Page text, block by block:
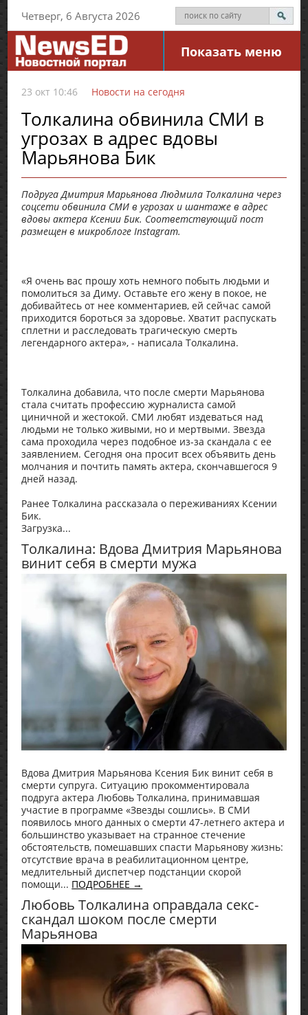
Четверг, 6 Августа 2026
Показать меню
23 окт 10:46 Новости на сегодня
Толкалина обвинила СМИ в
угрозах в адрес вдовы
Марьянова Бик
Подруга Дмитрия Марьянова Людмила Толкалина через
соцсети обвинила СМИ в угрозах и шантаже в адрес
вдовы актера Ксении Бик. Соответствующий пост
размещен в микроблоге Instagram.
«Я очень вас прошу хоть немного побыть людьми и
помолиться за Диму. Оставьте его жену в покое, не
добивайтесь от нее комментариев, ей сейчас самой
приходится бороться за здоровье. Хватит распускать
сплетни и расследовать трагическую смерть
легендарного актера», - написала Толкалина.
Толкалина добавила, что после смерти Марьянова
стала считать профессию журналиста самой
циничной и жестокой. СМИ любят издеваться над
людьми не только живыми, но и мертвыми. Звезда
сама проходила через подобное из-за скандала с ее
заявлением. Сегодня она просит всех объявить день
молчания и почтить память актера, скончавшегося 9
дней назад.
Ранее Толкалина рассказала о переживаниях Ксении
Бик.
Загрузка...
Толкалина: Вдова Дмитрия Марьянова
винит себя в смерти мужа
Вдова Дмитрия Марьянова Ксения Бик винит себя в
смерти супруга. Ситуацию прокомментировала
подруга актера Любовь Толкалина, принимавшая
участие в программе «Звезды сошлись». В СМИ
появилось много данных о смерти 47-летнего актера и
большинство указывает на странное стечение
обстоятельств, помешавших спасти Марьянову жизнь:
отсутствие врача в реабилитационном центре,
медлительный диспетчер подстанции скорой
помощи... ПОДРОБНЕЕ →
Любовь Толкалина оправдала секс-
скандал шоком после смерти
Марьянова